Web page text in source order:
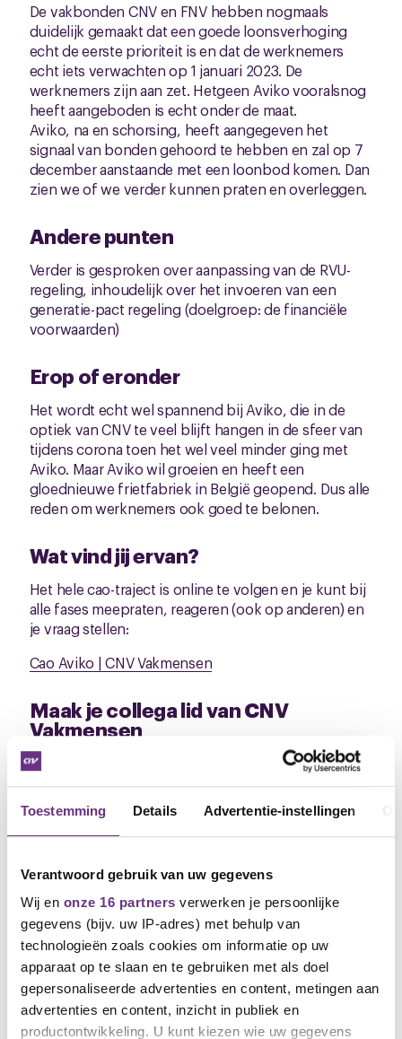
Toestemming Details Advertentie-instellingen
Verantwoord gebruik van uw gegevens
Wij en onze 16 partners verwerken je persoonlijke
gegevens (bijv. uw IP-adres) met behulp van
technologieën zoals cookies om informatie op uw
apparaat op te slaan en te gebruiken met als doel
gepersonaliseerde advertenties en content, metingen aan
advertenties en content, inzicht in publiek en
productontwikkeling. U kunt kiezen wie uw gegevens
De vakbonden CNV en FNV hebben nogmaals
duidelijk gemaakt dat een goede loonsverhoging
echt de eerste prioriteit is en dat de werknemers
echt iets verwachten op 1 januari 2023. De
werknemers zijn aan zet. Hetgeen Aviko vooralsnog
heeft aangeboden is echt onder de maat.
Aviko, na en schorsing, heeft aangegeven het
signaal van bonden gehoord te hebben en zal op 7
december aanstaande met een loonbod komen. Dan
zien we of we verder kunnen praten en overleggen.
Andere punten
Verder is gesproken over aanpassing van de RVU-
regeling, inhoudelijk over het invoeren van een
generatie-pact regeling (doelgroep: de financiële
voorwaarden)
Erop of eronder
Het wordt echt wel spannend bij Aviko, die in de
optiek van CNV te veel blijft hangen in de sfeer van
tijdens corona toen het wel veel minder ging met
Aviko. Maar Aviko wil groeien en heeft een
gloednieuwe frietfabriek in België geopend. Dus alle
reden om werknemers ook goed te belonen.
Wat vind jij ervan?
Het hele cao-traject is online te volgen en je kunt bij
alle fases meepraten, reageren (ook op anderen) en
je vraag stellen:
Cao Aviko | CNV Vakmensen
Maak je collega lid van CNV
Vakmensen
Het is de tijd dat werknemers meer invloed krijgen,
maar dan moeten er meer werknemers lid worden!
Op dit moment is een zeer aantrekkelijk aanbond
om lid te worden maar ook voor jou om iemand lid te
maken! Het nieuwe lid betaalt voor de eerste 6
aanbrenger een waardebon van €20,00!
Sluit je aan | CNV Vakmensen
We houden je op de hoogte.
Peter de Ridder